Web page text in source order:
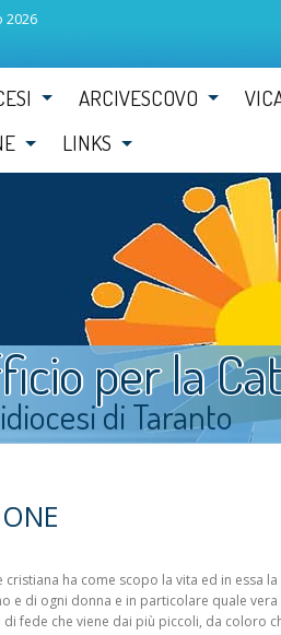
2026
ARCIVESCOVO
LINKS
per la
di Taranto
ha come scopo la vita ed in essa
e di ogni donna e in particolare quale
fede che viene dai più piccoli, da coloro